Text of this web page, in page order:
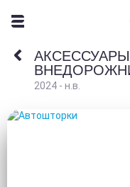
АКСЕССУАРЫ
2024 - н.в.